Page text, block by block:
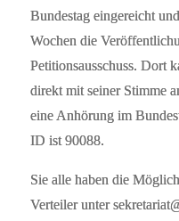
Bundestag eingereicht
Wochen die
Petitionsausschuss. Dort
direkt mit seiner Stimme
eine Anhörung im
ID ist 90088.
Sie alle haben die
Verteiler unter